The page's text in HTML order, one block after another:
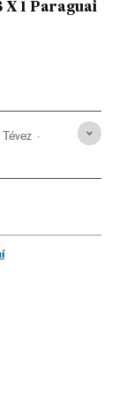
X 1 Paraguai
Tévez